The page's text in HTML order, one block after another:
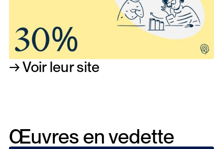
→ Voir leur site
Œuvres en vedette